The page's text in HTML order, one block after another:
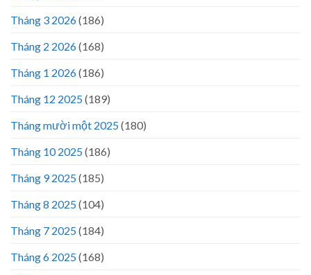
Tháng 3 2026(186)
Tháng 2 2026(168)
Tháng 1 2026(186)
Tháng 12 2025(189)
Tháng mười một 2025(180)
Tháng 10 2025(186)
Tháng 9 2025(185)
Tháng 8 2025(104)
Tháng 7 2025(184)
Tháng 6 2025(168)